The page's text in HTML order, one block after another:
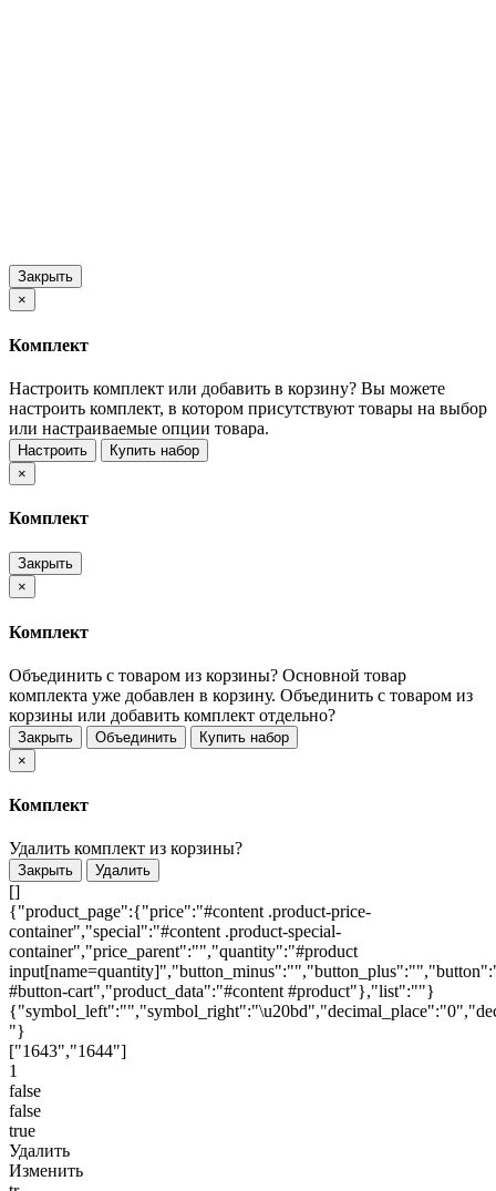
Закрыть
×
Комплект
Настроить комплект или добавить в корзину? Вы можете
настроить комплект, в котором присутствуют товары на выбор
или настраиваемые опции товара.
Настроить
Купить набор
×
Комплект
Закрыть
×
Комплект
Объединить с товаром из корзины? Основной товар
комплекта уже добавлен в корзину. Объединить с товаром из
корзины или добавить комплект отдельно?
Закрыть Объединить
Купить набор
×
Комплект
Удалить комплект из корзины?
Закрыть Удалить
[]
{"product_page":{"price":"#content .product-price-
container","special":"#content .product-special-
container","price_parent":"","quantity":"#product
#button-cart","product_data":"#content #product"},"list":""}
"}
["1643","1644"]
1
false
false
true
Удалить
Изменить